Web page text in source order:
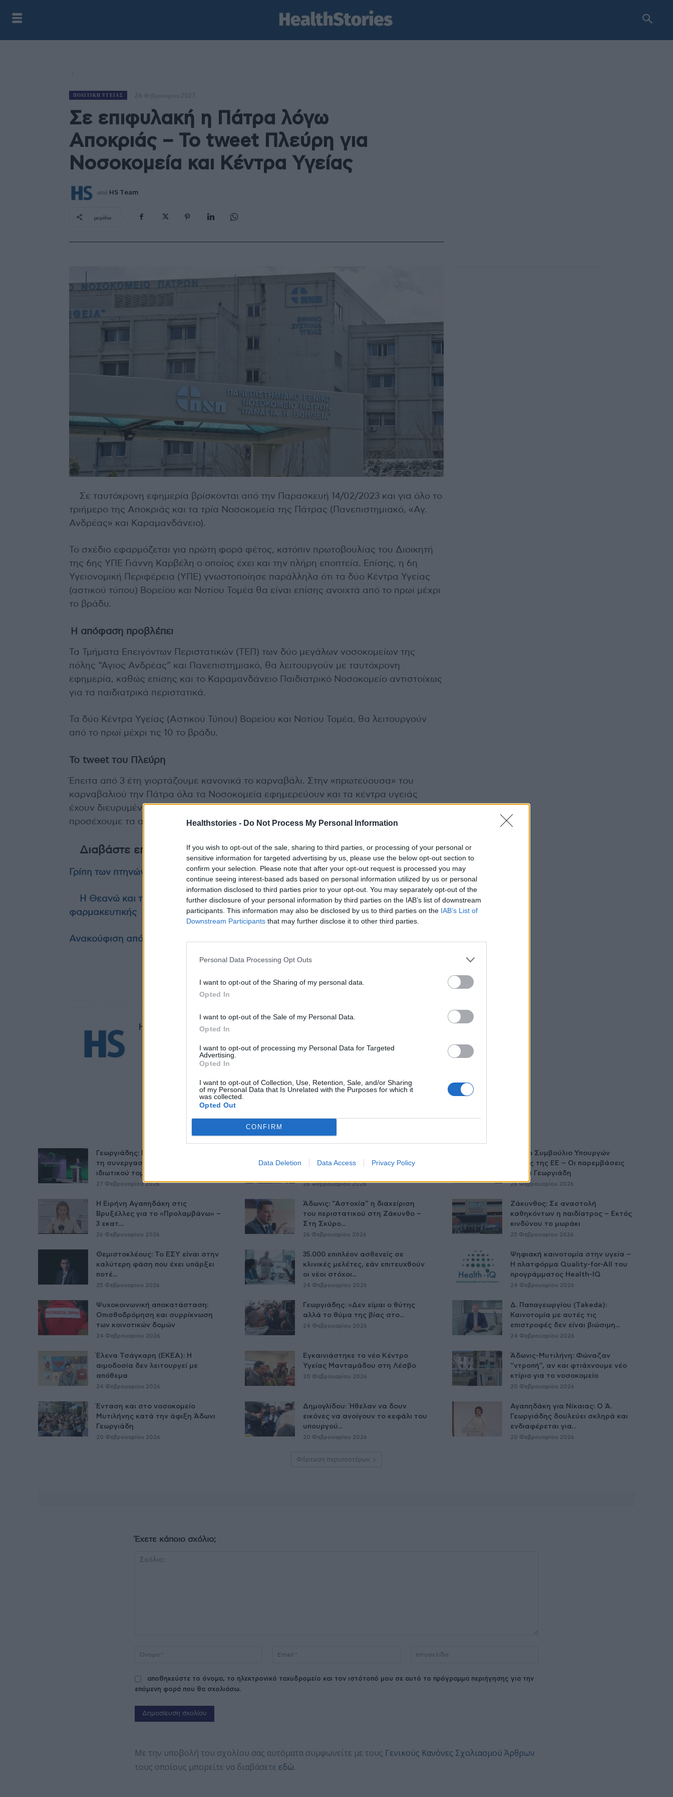
Healthstories - Do Not Process My Personal Information
If you wish to opt-out of the sale, sharing to third parties, or processing of your personal or
sensitive information for targeted advertising by us, please use the below opt-out section to
confirm your selection. Please note that after your opt-out request is processed you may
continue seeing interest-based ads based on personal information utilized by us or personal
information disclosed to third parties prior to your opt-out. You may separately opt-out of the
further disclosure of your personal information by third parties on the IAB’s list of downstream
participants. This information may also be disclosed by us to third parties on the IAB’s List of
Downstream Participants that may further disclose it to other third parties.
Personal Data Processing Opt Outs
I want to opt-out of the Sharing of my personal data.
Opted In
I want to opt-out of the Sale of my Personal Data.
Opted In
I want to opt-out of processing my Personal Data for Targeted
Advertising.
Opted In
I want to opt-out of Collection, Use, Retention, Sale, and/or Sharing
of my Personal Data that Is Unrelated with the Purposes for which it
was collected.
Opted Out
CONFIRM
Data Deletion Data Access Privacy Policy
ΠΟΛΙΤΙΚΉ ΥΓΕΊΑΣ 26 Φεβρουαρίου 2023
Σε επιφυλακή η Πάτρα λόγω
Αποκριάς – Το tweet Πλεύρη για
Νοσοκομεία και Κέντρα Υγείας
από HS Team
μερίδιο
Σε ταυτόχρονη εφημερία βρίσκονται από την Παρασκευή 14/02/2023 και για όλο το
τριήμερο της Αποκριάς και τα τρία Νοσοκομεία της Πάτρας (Πανεπιστημιακό, «Αγ.
Ανδρέας» και Καραμανδάνειο).
Το σχέδιο εφαρμόζεται για πρώτη φορά φέτος, κατόπιν πρωτοβουλίας του Διοικητή
της 6ης ΥΠΕ Γιάννη Καρβέλη ο οποίος έχει και την πλήρη εποπτεία. Επίσης, η 6η
Υγειονομική Περιφέρεια (ΥΠΕ) γνωστοποίησε παράλληλα ότι τα δύο Κέντρα Υγείας
(αστικού τύπου) Βορείου και Νοτίου Τομέα θα είναι επίσης ανοιχτά από το πρωί μέχρι
το βράδυ.
Η απόφαση προβλέπει
Τα Τμήματα Επειγόντων Περιστατικών (ΤΕΠ) των δύο μεγάλων νοσοκομείων της
πόλης “Αγιος Ανδρέας” και Πανεπιστημιακό, θα λειτουργούν με ταυτόχρονη
εφημερία, καθώς επίσης και το Καραμανδάνειο Παιδιατρικό Νοσοκομείο αντιστοίχως
για τα παιδιατρικά περιστατικά.
Τα δύο Κέντρα Υγείας (Αστικού Τύπου) Βορείου και Νοτίου Τομέα, θα λειτουργούν
από το πρωί μέχρι τις 10 το βράδυ.
Το tweet του Πλεύρη
Έπειτα από 3 έτη γιορτάζουμε κανονικά το καρναβάλι. Στην «πρωτεύουσα» του
καρναβαλιού την Πάτρα όλα τα Νοσοκομεία εφημερεύουν και τα κέντρα υγειάς
έχουν διευρυμένο ωράριο. Οι υγειονομικοί μας είναι πανέτοιμοι. Γιορτάζουμε αλλά
προσέχουμε τα ατυχήματα.
Διαβάστε επίσης
Γρίπη των πτηνών – Γιατί ανησυχεί τον Παγκόσμιο Οργανισμό Υγείας
Η Θεανώ και τα γενέθλια, το ραβασάκι στον Μητσοτάκη και το μπούλινγκ της
φαρμακευτικής
Ανακούφιση από τον πόνο στις αρθρώσεις με παλμικές ραδιοσυχνότητες
πατρινό καρναβάλι σε εφημερία τα νοσοκομεία
HS Team
Δείτε Ακόμη
Γεωργιάδης: Πολλαπλά οφέλη από
τη συνεργασία δημοσίου και
ιδιωτικού τομέα
27 Φεβρουαρίου 2026
την Παρασκευή και συγκέντρωση
26 Φεβρουαρίου 2026
Άτυπο Συμβούλιο Υπουργών
Υγείας της ΕE – Οι παρεμβάσεις
Άδωνι Γεωργιάδη
26 Φεβρουαρίου 2026
Η Ειρήνη Αγαπηδάκη στις
Βρυξέλλες για το «Προλαμβάνω» –
3 εκατ....
26 Φεβρουαρίου 2026
Άδωνις: “Αστοχία” η διαχείριση
του περιστατικού στη Ζάκυνθο –
Στη Σκύρο...
26 Φεβρουαρίου 2026
Ζάκυνθος: Σε αναστολή
καθηκόντων η παιδίατρος – Εκτός
κινδύνου το μωράκι
25 Φεβρουαρίου 2026
Θεμιστοκλέους: Το ΕΣΥ είναι στην
καλύτερη φάση που έχει υπάρξει
ποτέ...
25 Φεβρουαρίου 2026
35.000 επιπλέον ασθενείς σε
κλινικές μελέτες, εάν επιτευχθούν
οι νέοι στόχοι...
24 Φεβρουαρίου 2026
Ψηφιακή καινοτομία στην υγεία –
H πλατφόρμα Quality-for-All του
προγράμματος Health-IQ
24 Φεβρουαρίου 2026
Ψυχοκοινωνική αποκατάσταση:
Οπισθοδρόμηση και συρρίκνωση
των κοινοτικών δομών
24 Φεβρουαρίου 2026
Γεωργιάδης: «Δεν είμαι ο θύτης
αλλά το θύμα της βίας στο...
24 Φεβρουαρίου 2026
Δ. Παπαγεωργίου (Takeda):
Καινοτομία με αυτές τις
επιστροφές δεν είναι βιώσιμη...
24 Φεβρουαρίου 2026
Έλενα Τσάγκαρη (ΕΚΕΑ): Η
αιμοδοσία δεν λειτουργεί με
απόθεμα
24 Φεβρουαρίου 2026
Εγκαινιάστηκε το νέο Κέντρο
Υγείας Μανταμάδου στη Λέσβο
20 Φεβρουαρίου 2026
Άδωνις-Μυτιλήνη: Φώναζαν
“ντροπή”, αν και φτιάχνουμε νέο
κτίριο για το νοσοκομείο
20 Φεβρουαρίου 2026
Ένταση και στο νοσοκομείο
Μυτιλήνης κατά την άφιξη Άδωνι
Γεωργιάδη
20 Φεβρουαρίου 2026
Δημογλίδου: Ήθελαν να δουν
εικόνες να ανοίγουν το κεφάλι του
υπουργού...
20 Φεβρουαρίου 2026
Αγαπηδάκη για Νίκαιας: Ο Ά.
Γεωργιάδης δουλεύει σκληρά και
ενδιαφέρεται για...
20 Φεβρουαρίου 2026
Φόρτωση περισσοτέρων
Έχετε κάποιο σχόλιο;
αποθηκεύστε το όνομα, το ηλεκτρονικό ταχυδρομείο και τον ιστότοπό μου σε αυτό το πρόγραμμα περιήγησης για την
επόμενη φορά που θα σχολιάσω.
Με την υποβολή του σχολίου σας αυτόματα συμφωνείτε με τους Γενικούς Κανόνες Σχολιασμού Άρθρων
τους οποίους μπορείτε να διαβάσετε εδώ.